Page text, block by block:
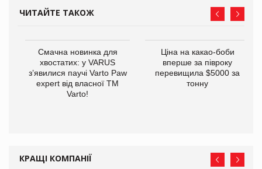
ЧИТАЙТЕ ТАКОЖ
Смачна новинка для
хвостатих: у VARUS
з’явилися паучі Varto Paw
expert від власної ТМ
Varto!
Ціна на какао-боби
вперше за півроку
перевищила $5000 за
тонну
КРАЩІ КОМПАНІЇ